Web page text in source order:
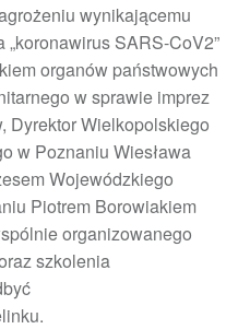
wynikającemu
SARS-CoV2”
organów państwowych
w sprawie imprez
Dyrektor Wielkopolskiego
w Poznaniu Wiesława
Wojewódzkiego
Piotrem Borowiakiem
organizowanego
szkolenia